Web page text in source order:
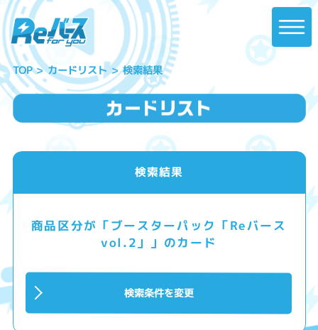
TOP カードリスト 検索結果
検索結果
商品区分が「ブースターパック「Reバース
vol.2」」のカード
検索条件を変更